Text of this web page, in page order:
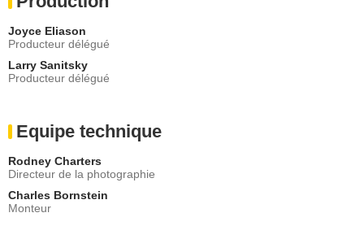
Joyce Eliason
Producteur délégué
Larry Sanitsky
Producteur délégué
Equipe technique
Rodney Charters
Directeur de la photographie
Charles Bornstein
Monteur